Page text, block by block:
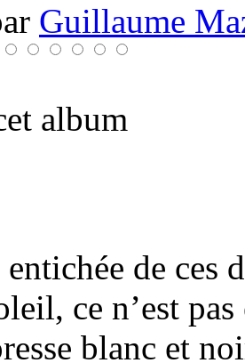
Guillaume
album
de
ce n’est
blanc et